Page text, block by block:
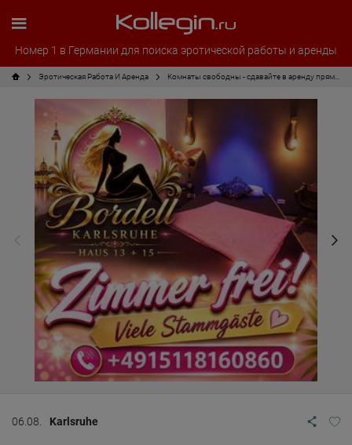
Номер 1 в Германии для поиска эротической работы и аренды
Эротическая Pабота И Аренда
06.08. Karlsruhe